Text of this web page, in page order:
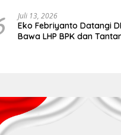
Rusak
Juli 13, 2026
Eko Febriyanto Datangi
Bawa LHP BPK dan